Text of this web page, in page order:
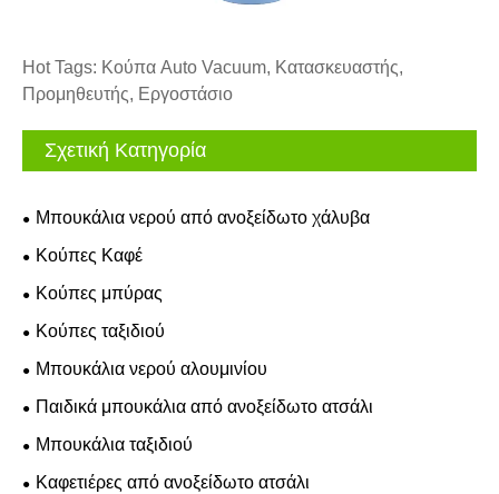
Hot Tags: Κούπα Auto Vacuum, Κατασκευαστής,
Προμηθευτής, Εργοστάσιο
Σχετική Κατηγορία
Μπουκάλια νερού από ανοξείδωτο χάλυβα
Κούπες Καφέ
Κούπες μπύρας
Κούπες ταξιδιού
Μπουκάλια νερού αλουμινίου
Παιδικά μπουκάλια από ανοξείδωτο ατσάλι
Μπουκάλια ταξιδιού
Καφετιέρες από ανοξείδωτο ατσάλι